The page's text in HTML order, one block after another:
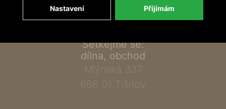
info@bylobylibo.cz
Setkejme se:
dílna, obchod
Mlýnská 337
666 01 Tišnov
Nastavení Přijímám